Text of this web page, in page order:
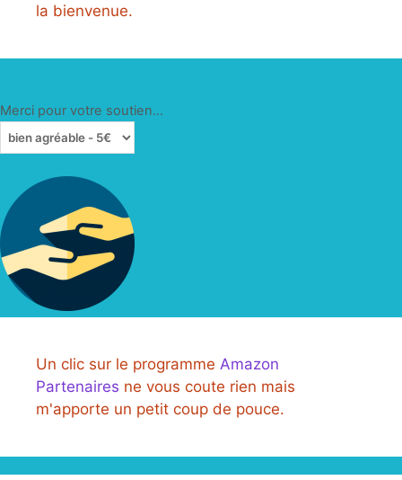
la bienvenue.
Merci pour votre soutien...
Un clic sur le programme Amazon
Partenaires ne vous coute rien mais
m'apporte un petit coup de pouce.